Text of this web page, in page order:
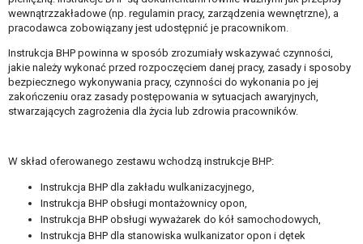
wewnątrzzakładowe (np. regulamin pracy, zarządzenia wewnętrzne), a
pracodawca zobowiązany jest udostępnić je pracownikom.
Instrukcja BHP powinna w sposób zrozumiały wskazywać czynności,
jakie należy wykonać przed rozpoczęciem danej pracy, zasady i sposoby
bezpiecznego wykonywania pracy, czynności do wykonania po jej
zakończeniu oraz zasady postępowania w sytuacjach awaryjnych,
stwarzających zagrożenia dla życia lub zdrowia pracowników.
W skład oferowanego zestawu wchodzą instrukcje BHP:
Instrukcja BHP dla zakładu wulkanizacyjnego,
Instrukcja BHP obsługi montażownicy opon,
Instrukcja BHP obsługi wyważarek do kół samochodowych,
Instrukcja BHP dla stanowiska wulkanizator opon i dętek